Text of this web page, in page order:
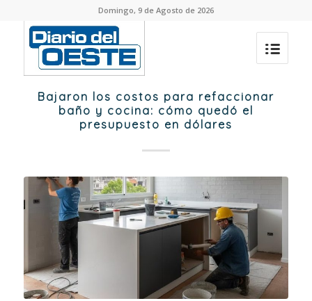
Domingo, 9 de Agosto de 2026
Bajaron los costos para refaccionar
baño y cocina: cómo quedó el
presupuesto en dólares